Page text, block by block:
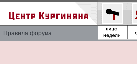
Правила форума